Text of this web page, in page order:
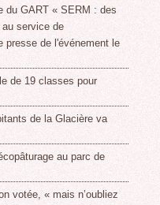
du GART « SERM : des
service de
presse de l'événement le
de 19 classes pour
de la Glacière va
au parc de
votée, « mais n’oubliez